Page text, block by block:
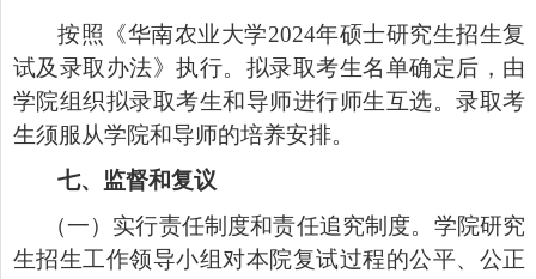
按照《华南农业大学2024年硕士研究生招生复
试及录取办法》执行。拟录取考生名单确定后，由
学院组织拟录取考生和导师进行师生互选。录取考
生须服从学院和导师的培养安排。
七、监督和复议
（一）实行责任制度和责任追究制度。学院研究
生招生工作领导小组对本院复试过程的公平、公正